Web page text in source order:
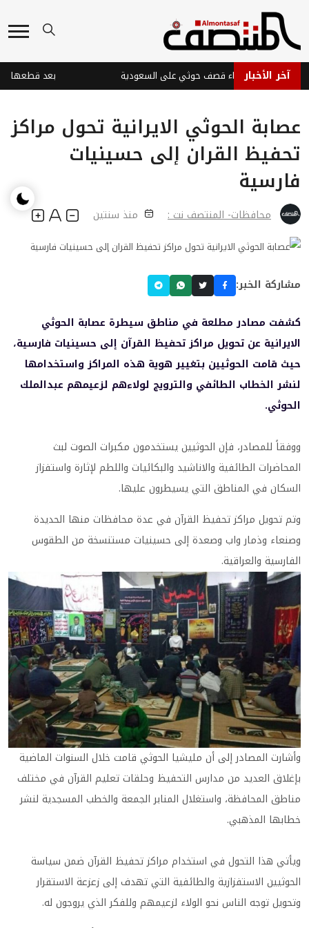
آخر الأخبار
في نجران جراء قصف حوثي على السعودية
عصابة الحوثي الايرانية تحول مراكز
تحفيظ القران إلى حسينيات
فارسية
محافظات- المنتصف نت : منذ سنتين
مشاركة الخبر:
كشفت مصادر مطلعة في مناطق سيطرة عصابة الحوثي
الايرانية عن تحويل مراكز تحفيظ القرآن إلى حسينيات فارسية،
حيث قامت الحوثيين بتغيير هوية هذه المراكز واستخدامها
لنشر الخطاب الطائفي والترويج لولاءهم لزعيمهم عبدالملك
الحوثي.
ووفقاً للمصادر، فإن الحوثيين يستخدمون مكبرات الصوت لبث
المحاضرات الطائفية والاناشيد والبكائيات واللطم لإثارة واستفزاز
السكان في المناطق التي يسيطرون عليها.
وتم تحويل مراكز تحفيظ القرآن في عدة محافظات منها الحديدة
وصنعاء وذمار واب وصعدة إلى حسينيات مستنسخة من الطقوس
الفارسية والعراقية.
وأشارت المصادر إلى أن مليشيا الحوثي قامت خلال السنوات الماضية
بإغلاق العديد من مدارس التحفيظ وحلقات تعليم القرآن في مختلف
مناطق المحافظة، واستغلال المنابر الجمعة والخطب المسجدية لنشر
خطابها المذهبي.
ويأتي هذا التحول في استخدام مراكز تحفيظ القرآن ضمن سياسة
الحوثيين الاستفزازية والطائفية التي تهدف إلى زعزعة الاستقرار
وتحويل توجه الناس نحو الولاء لزعيمهم وللفكر الذي يروجون له.